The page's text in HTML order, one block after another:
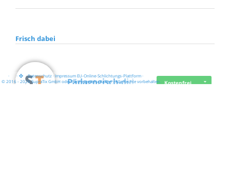
Frisch dabei
Pädagogisch-did… Kostenfrei
· · ·Datenschutz·Impressum EU-Online-Schlichtungs-Plattform·
© 2016 - 2026 SupraTix GmbH oder Partnergesellschaften - Alle Rechte vorbehalten.